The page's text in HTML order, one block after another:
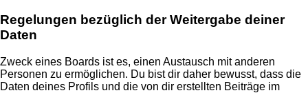
Regelungen bezüglich der Weitergabe deiner
Daten
Zweck eines Boards ist es, einen Austausch mit anderen
Personen zu ermöglichen. Du bist dir daher bewusst, dass die
Daten deines Profils und die von dir erstellten Beiträge im